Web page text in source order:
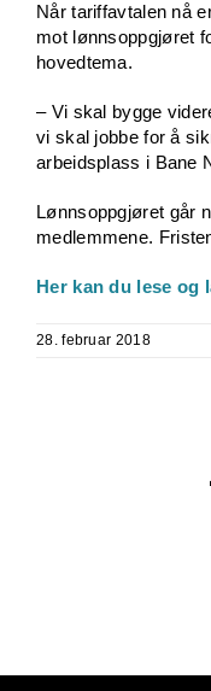
Når tariffavtalen nå
mot lønnsoppgjøret
hovedtema.
– Vi skal bygge
vi skal jobbe for å
arbeidsplass i Bane
Lønnsoppgjøret går
medlemmene.
Her kan du lese og
28. februar 2018